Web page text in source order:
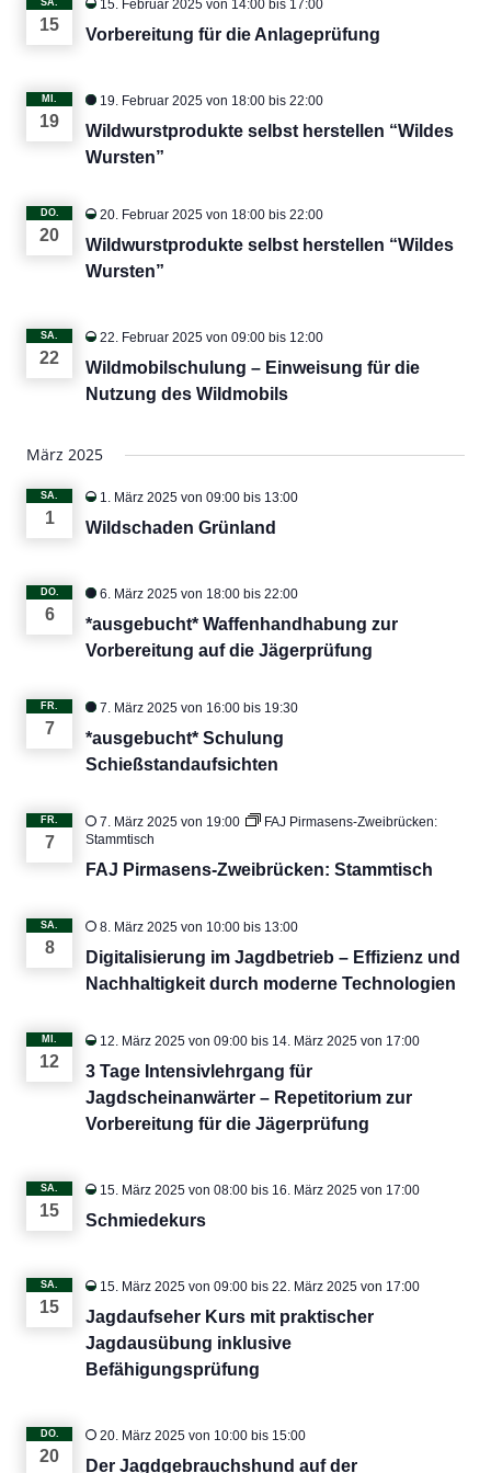
SA.
15
15. Februar 2025 von 14:00 bis 17:00
Vorbereitung für die Anlageprüfung
MI.
19
19. Februar 2025 von 18:00 bis 22:00
Wildwurstprodukte selbst herstellen “Wildes
Wursten”
DO.
20
20. Februar 2025 von 18:00 bis 22:00
Wildwurstprodukte selbst herstellen “Wildes
Wursten”
SA.
22
22. Februar 2025 von 09:00 bis 12:00
Wildmobilschulung – Einweisung für die
Nutzung des Wildmobils
März 2025
SA.
1
1. März 2025 von 09:00 bis 13:00
Wildschaden Grünland
DO.
6
6. März 2025 von 18:00 bis 22:00
*ausgebucht* Waffenhandhabung zur
Vorbereitung auf die Jägerprüfung
FR.
7
7. März 2025 von 16:00 bis 19:30
*ausgebucht* Schulung
Schießstandaufsichten
FR.
7
7. März 2025 von 19:00
FAJ Pirmasens-Zweibrücken:
Stammtisch
FAJ Pirmasens-Zweibrücken: Stammtisch
SA.
8
8. März 2025 von 10:00 bis 13:00
Digitalisierung im Jagdbetrieb – Effizienz und
Nachhaltigkeit durch moderne Technologien
MI.
12
12. März 2025 von 09:00 bis 14. März 2025 von 17:00
3 Tage Intensivlehrgang für
Jagdscheinanwärter – Repetitorium zur
Vorbereitung für die Jägerprüfung
SA.
15
15. März 2025 von 08:00 bis 16. März 2025 von 17:00
Schmiedekurs
SA.
15
15. März 2025 von 09:00 bis 22. März 2025 von 17:00
Jagdaufseher Kurs mit praktischer
Jagdausübung inklusive
Befähigungsprüfung
DO.
20
20. März 2025 von 10:00 bis 15:00
Der Jagdgebrauchshund auf der